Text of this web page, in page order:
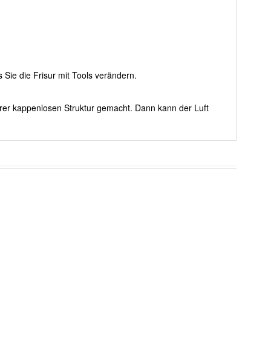
die Frisur mit Tools verändern.
kappenlosen Struktur gemacht. Dann kann der Luft